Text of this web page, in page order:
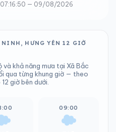
— 09/08/2026
HƯNG YÊN 12 GIỜ
khả năng mưa tại Xã Bắc
qua từng khung giờ — theo
giờ bên dưới.
09:00